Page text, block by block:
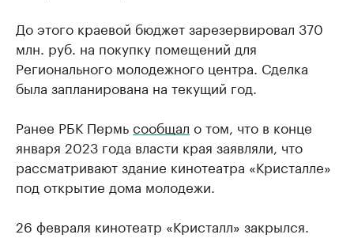
До этого краевой бюджет зарезервировал 370
млн. руб. на покупку помещений для
Регионального молодежного центра. Сделка
была запланирована на текущий год.
Ранее РБК Пермьсообщал о том, что в конце
января 2023 года власти края заявляли, что
рассматривают здание кинотеатра «Кристалле»
под открытие дома молодежи.
26 февраля кинотеатр «Кристалл» закрылся.